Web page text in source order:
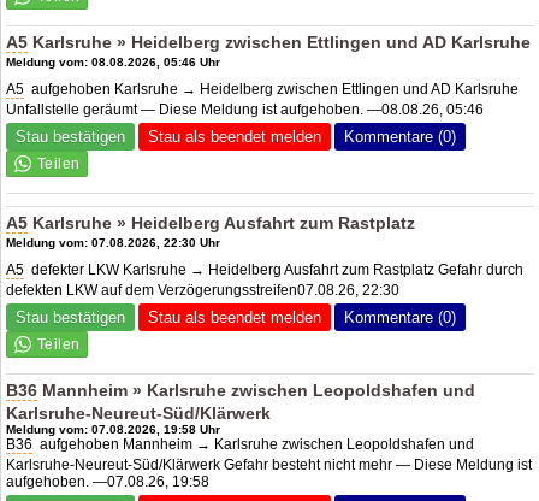
A5 Karlsruhe » Heidelberg zwischen Ettlingen undAD Karlsruhe
Meldung vom: 08.08.2026, 05:46 Uhr
A5 aufgehoben Karlsruhe → Heidelberg zwischen Ettlingen undAD Karlsruhe
Unfallstelle geräumt — Diese Meldung ist aufgehoben. —08.08.26, 05:46
Stau bestätigen Stau als beendet melden Kommentare (0)
A5 Karlsruhe » Heidelberg Ausfahrt zum Rastplatz
Meldung vom: 07.08.2026, 22:30 Uhr
A5 defekter LKW Karlsruhe → Heidelberg Ausfahrt zum Rastplatz Gefahr durch
defekten LKW auf dem Verzögerungsstreifen07.08.26, 22:30
Stau bestätigen Stau als beendet melden Kommentare (0)
B36 Mannheim » Karlsruhe zwischen Leopoldshafen und
Karlsruhe-Neureut-Süd/Klärwerk
Meldung vom: 07.08.2026, 19:58 Uhr
B36 aufgehoben Mannheim → Karlsruhe zwischen Leopoldshafen und
Karlsruhe-Neureut-Süd/Klärwerk Gefahr besteht nicht mehr — Diese Meldung ist
aufgehoben. —07.08.26, 19:58